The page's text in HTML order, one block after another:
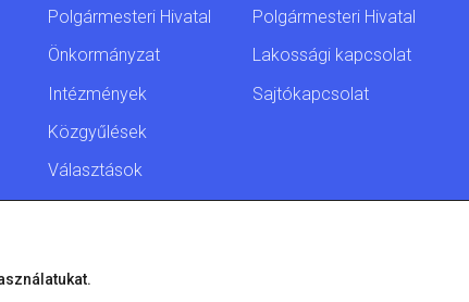
Polgármesteri Hivatal
Önkormányzat
Intézmények
Közgyűlések
Választások
Akadálymentesítési
Polgármesteri Hivatal
Lakossági kapcsolat
Sajtókapcsolat